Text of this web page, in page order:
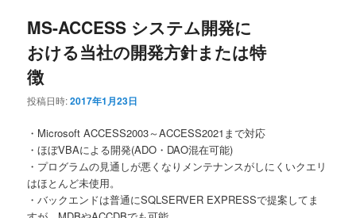
MS-ACCESS システム開発に
おける当社の開発方針または特
徴
投稿日時:2017年1月23日
・Microsoft ACCESS2003～ACCESS2021まで対応
・ほぼVBAによる開発(ADO・DAO混在可能)
・プログラムの見通しが悪くなりメンテナンスがしにくいクエリ
はほとんど未使用。
・バックエンドは普通にSQLSERVER EXPRESSで提案してま